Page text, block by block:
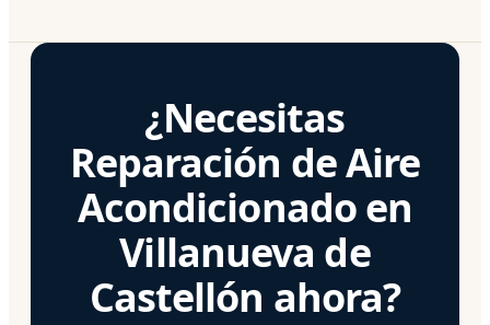
¿Necesitas
Reparación de Aire
Acondicionado en
Villanueva de
Castellón ahora?